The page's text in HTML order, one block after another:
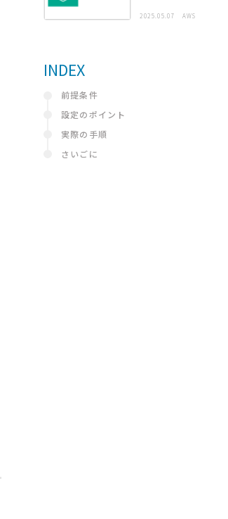
2025.05.07 AWS
INDEX
前提条件
設定のポイント
実際の手順
さいごに